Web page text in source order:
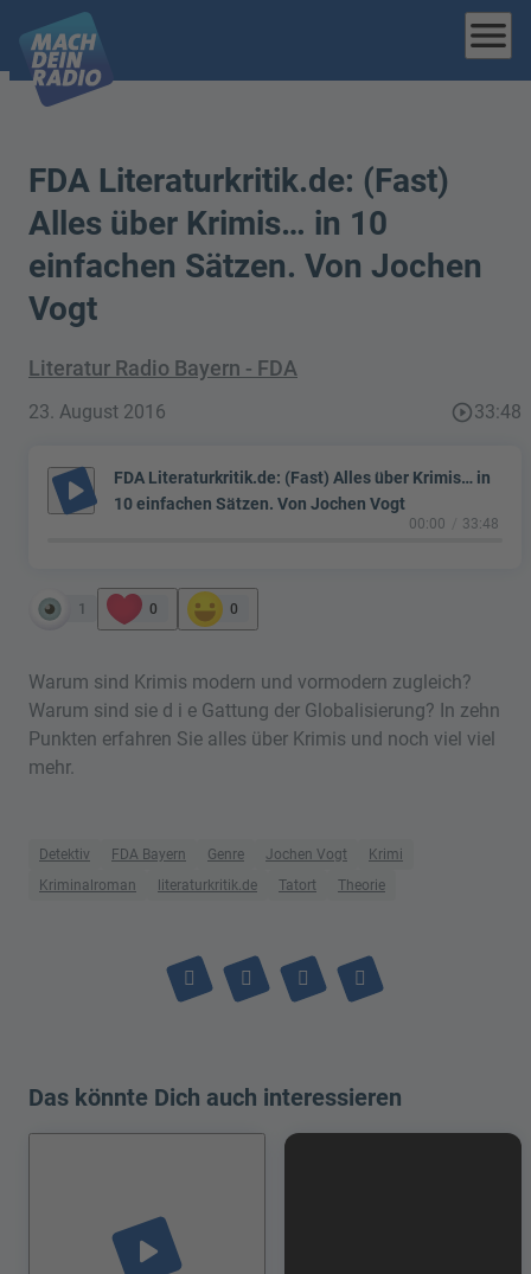
menu
FDA Literaturkritik.de: (Fast)
Alles über Krimis… in 10
einfachen Sätzen. Von Jochen
Vogt
Literatur Radio Bayern - FDA
23. August 2016 play_circle_outline33:48
play_arrow
FDA Literaturkritik.de: (Fast) Alles über Krimis… in
10 einfachen Sätzen. Von Jochen Vogt
00:00 33:48
1 0 0
Warum sind Krimis modern und vormodern zugleich?
Warum sind sie d i e Gattung der Globalisierung? In zehn
Punkten erfahren Sie alles über Krimis und noch viel viel
mehr.
Detektiv FDA Bayern Genre Jochen Vogt
Krimi
Kriminalroman
literaturkritik.de Tatort Theorie
Das könnte Dich auch interessieren
play_arrow